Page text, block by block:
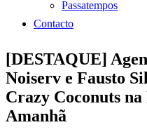
Passatempos
Contacto
[DESTAQUE]
Noiserv e Fausto
Crazy Coconuts
Amanhã